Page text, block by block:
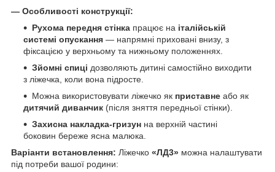
— Особливості конструкції:
Рухома передня стінка працює на італійській
системі опускання — напрямні приховані внизу, з
фіксацією у верхньому та нижньому положеннях.
Зйомні спиці дозволяють дитині самостійно виходити
з ліжечка, коли вона підросте.
Можна використовувати ліжечко як приставне або як
дитячий диванчик (після зняття передньої стінки).
Захисна накладка-гризун на верхній частині
боковин береже ясна малюка.
Варіанти встановлення: Ліжечко «ЛД3» можна налаштувати
під потреби вашої родини: